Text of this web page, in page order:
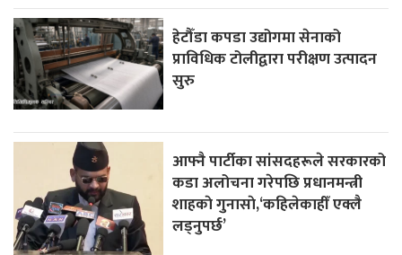
हेटौँडा कपडा उद्योगमा सेनाको
प्राविधिक टोलीद्वारा परीक्षण उत्पादन
सुरु
आफ्नै पार्टीका सांसदहरूले सरकारको
कडा अलोचना गरेपछि प्रधानमन्त्री
शाहकाे गुनासाे,‘कहिलेकाहीँ एक्लै
लड्नुपर्छ’